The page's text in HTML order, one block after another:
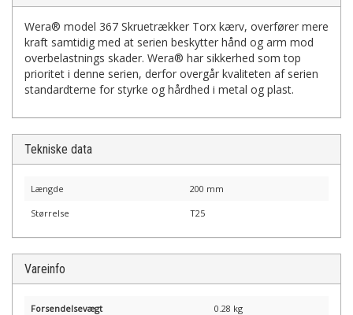
Wera® model 367 Skruetrækker Torx kærv, overfører mere
kraft samtidig med at serien beskytter hånd og arm mod
overbelastnings skader. Wera® har sikkerhed som top
prioritet i denne serien, derfor overgår kvaliteten af serien
standardterne for styrke og hårdhed i metal og plast.
Tekniske data
Længde 200 mm
Størrelse T25
Vareinfo
Forsendelsevægt 0.28 kg